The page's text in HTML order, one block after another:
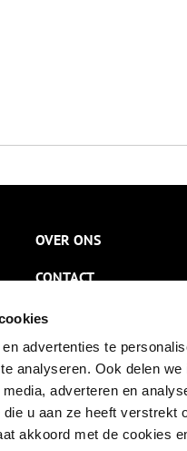
advertenties te
analyseren. Ook delen
adverteren en
u aan ze heeft verstrekt
akkoord met de cookies
OVER ONS
CONTACT
NIEUWSBRIEF
DISCLAIMER
PRIVACY
TOEGANKELIJKHEID